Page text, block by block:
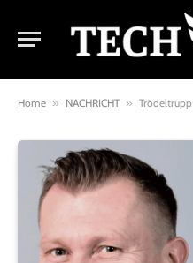
Home » NACHRICHT »